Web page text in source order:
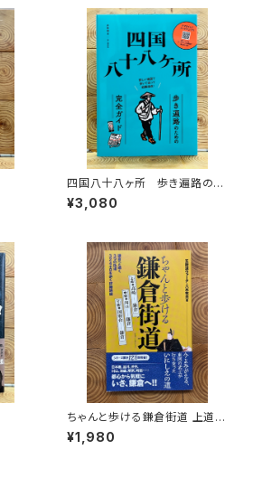
四国八十八ヶ所 歩き遍路のた
めの完全ガイド
¥3,080
ちゃんと歩ける鎌倉街道 上道・
中道・下道
¥1,980